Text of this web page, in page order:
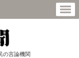
の言論機関